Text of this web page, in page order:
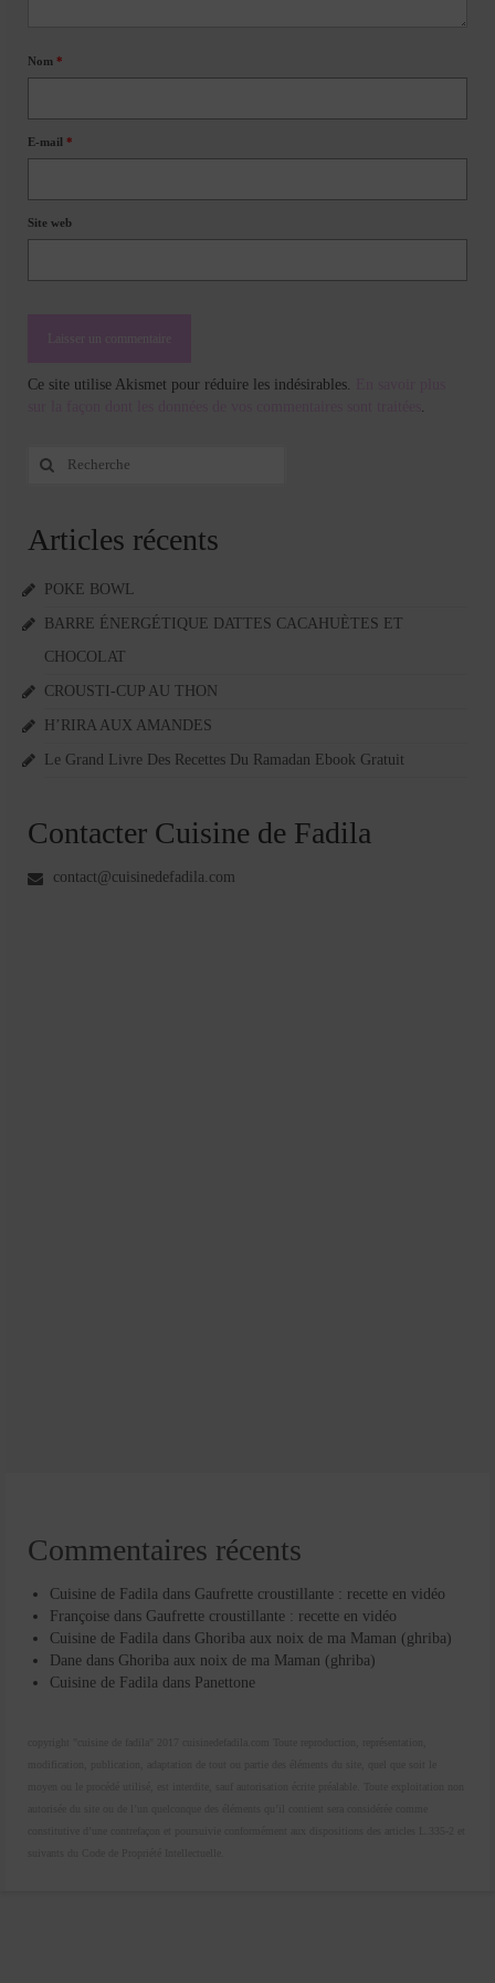
Nom *
E-mail *
Site web
Ce site utilise Akismet pour réduire les indésirables.
Rechercher
Articles récents
POKE BOWL
BARRE ÉNERGÉTIQUE DATTES CACAHUÈTES ET
CHOCOLAT
CROUSTI-CUP AU THON
H’RIRA AUX AMANDES
Le Grand Livre Des Recettes Du Ramadan Ebook Gratuit
Contacter Cuisine de Fadila
contact@cuisinedefadila.com
Commentaires récents
Cuisine de Fadila dans Gaufrette croustillante : recette en vidéo
Françoise dans Gaufrette croustillante : recette en vidéo
Cuisine de Fadila dans Ghoriba aux noix de ma Maman (ghriba)
Dane dans Ghoriba aux noix de ma Maman (ghriba)
Cuisine de Fadila dans Panettone